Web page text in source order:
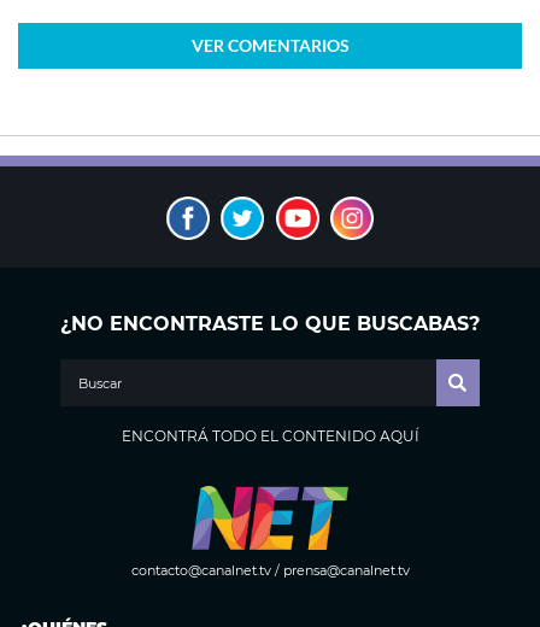
VER COMENTARIOS
¿NO ENCONTRASTE LO QUE BUSCABAS?
ENCONTRÁ TODO EL CONTENIDO AQUÍ
contacto@canalnet.tv/ prensa@canalnet.tv